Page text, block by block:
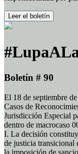
Leer el boletín
Boletín # 90
El 18 de septiembre
Casos de
Jurisdicción Especial
dentro de macrocaso
I. La decisión
de justicia transicional
la imposición de